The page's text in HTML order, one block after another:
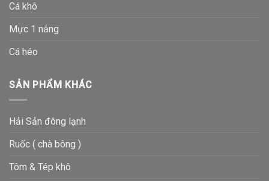
Cá khô
Mực 1 nắng
Cá héo
SẢN PHẨM KHÁC
Hải Sản đông lạnh
Ruốc ( chà bông )
Tôm & Tép khô